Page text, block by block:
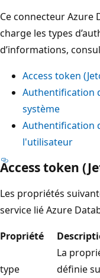
Ce connecteur Azure
charge les types
d’informations,
Access token
Authentification
système
Authentification
l'utilisateur
Access token
Les propriétés
service lié Azure
Propriété
type
La
définie